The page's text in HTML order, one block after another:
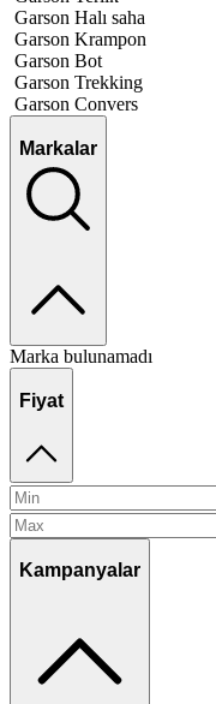
Garson Halı saha
Garson Krampon
Garson Bot
Garson Trekking
Garson Convers
Markalar
Marka bulunamadı
Fiyat
Kampanyalar